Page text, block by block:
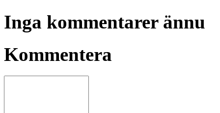
Inga kommentarer ännu
Kommentera